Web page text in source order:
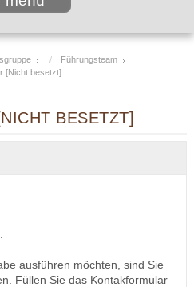
Führungsteam
[Nicht besetzt]
BESETZT]
ausführen möchten, sind Sie
Füllen Sie das Kontakformular